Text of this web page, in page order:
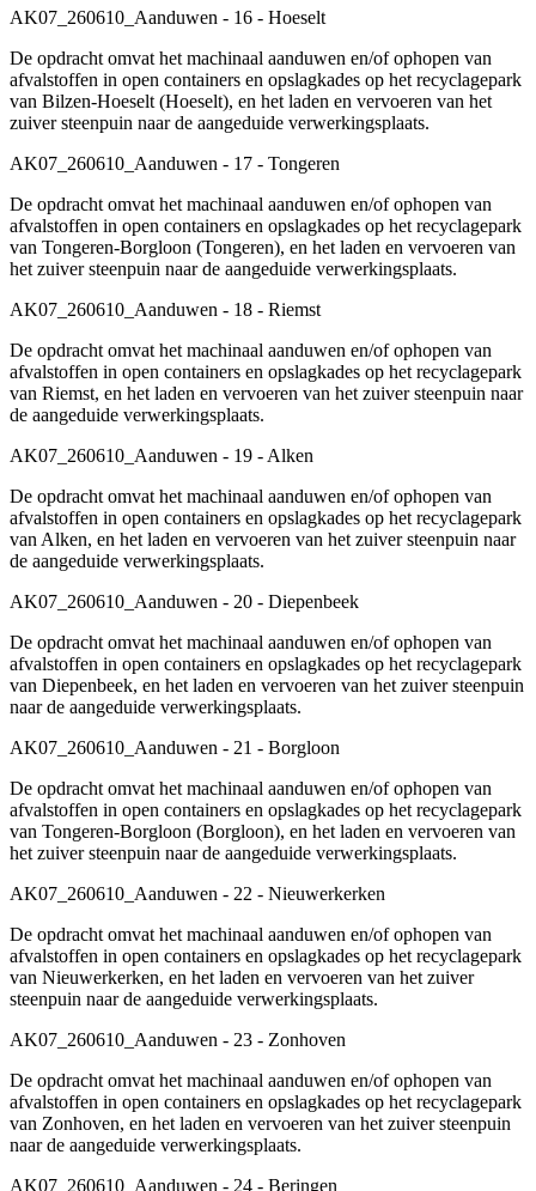
AK07_260610_Aanduwen - 16 - Hoeselt
De opdracht omvat het machinaal aanduwen en/of ophopen van
afvalstoffen in open containers en opslagkades op het recyclagepark
van Bilzen-Hoeselt (Hoeselt), en het laden en vervoeren van het
zuiver steenpuin naar de aangeduide verwerkingsplaats.
AK07_260610_Aanduwen - 17 - Tongeren
De opdracht omvat het machinaal aanduwen en/of ophopen van
afvalstoffen in open containers en opslagkades op het recyclagepark
van Tongeren-Borgloon (Tongeren), en het laden en vervoeren van
het zuiver steenpuin naar de aangeduide verwerkingsplaats.
AK07_260610_Aanduwen - 18 - Riemst
De opdracht omvat het machinaal aanduwen en/of ophopen van
afvalstoffen in open containers en opslagkades op het recyclagepark
van Riemst, en het laden en vervoeren van het zuiver steenpuin naar
de aangeduide verwerkingsplaats.
AK07_260610_Aanduwen - 19 - Alken
De opdracht omvat het machinaal aanduwen en/of ophopen van
afvalstoffen in open containers en opslagkades op het recyclagepark
van Alken, en het laden en vervoeren van het zuiver steenpuin naar
de aangeduide verwerkingsplaats.
AK07_260610_Aanduwen - 20 - Diepenbeek
De opdracht omvat het machinaal aanduwen en/of ophopen van
afvalstoffen in open containers en opslagkades op het recyclagepark
van Diepenbeek, en het laden en vervoeren van het zuiver steenpuin
naar de aangeduide verwerkingsplaats.
AK07_260610_Aanduwen - 21 - Borgloon
De opdracht omvat het machinaal aanduwen en/of ophopen van
afvalstoffen in open containers en opslagkades op het recyclagepark
van Tongeren-Borgloon (Borgloon), en het laden en vervoeren van
het zuiver steenpuin naar de aangeduide verwerkingsplaats.
AK07_260610_Aanduwen - 22 - Nieuwerkerken
De opdracht omvat het machinaal aanduwen en/of ophopen van
afvalstoffen in open containers en opslagkades op het recyclagepark
van Nieuwerkerken, en het laden en vervoeren van het zuiver
steenpuin naar de aangeduide verwerkingsplaats.
AK07_260610_Aanduwen - 23 - Zonhoven
De opdracht omvat het machinaal aanduwen en/of ophopen van
afvalstoffen in open containers en opslagkades op het recyclagepark
van Zonhoven, en het laden en vervoeren van het zuiver steenpuin
naar de aangeduide verwerkingsplaats.
AK07_260610_Aanduwen - 24 - Beringen